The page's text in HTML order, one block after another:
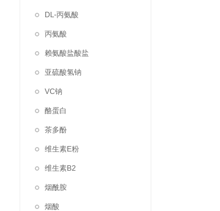
DL-丙氨酸
丙氨酸
赖氨酸盐酸盐
亚硫酸氢钠
VC钠
酪蛋白
茶多酚
维生素E粉
维生素B2
烟酰胺
烟酸